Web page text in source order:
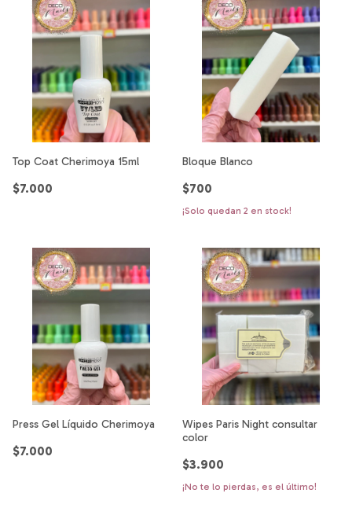
Top Coat Cherimoya 15ml
$7.000
Bloque Blanco
$700
¡Solo quedan 2 en stock!
Press Gel Líquido Cherimoya
$7.000
Wipes Paris Night consultar
color
$3.900
¡No te lo pierdas, es el último!